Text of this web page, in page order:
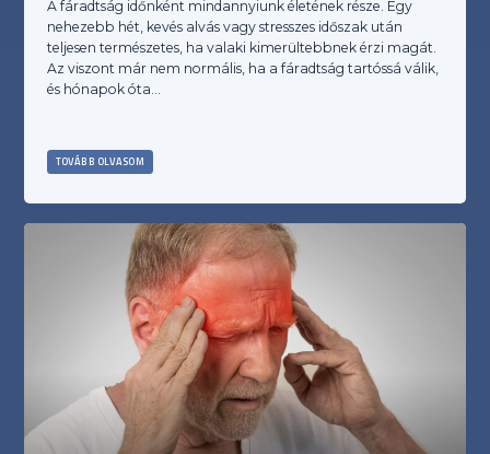
A fáradtság időnként mindannyiunk életének része. Egy
nehezebb hét, kevés alvás vagy stresszes időszak után
teljesen természetes, ha valaki kimerültebbnek érzi magát.
Az viszont már nem normális, ha a fáradtság tartóssá válik,
és hónapok óta…
TOVÁBB OLVASOM